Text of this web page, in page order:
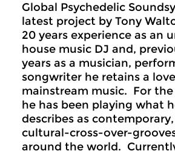
Global Psychedelic
latest project by Tony
20 years experience as an
house music DJ and,
years as a musician,
songwriter he retains a
mainstream music. For the
he has been playing what
describes as
cultural-cross-over-
around the world.